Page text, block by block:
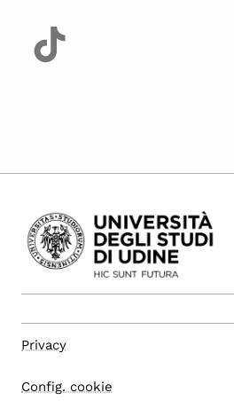
Privacy
Config. cookie